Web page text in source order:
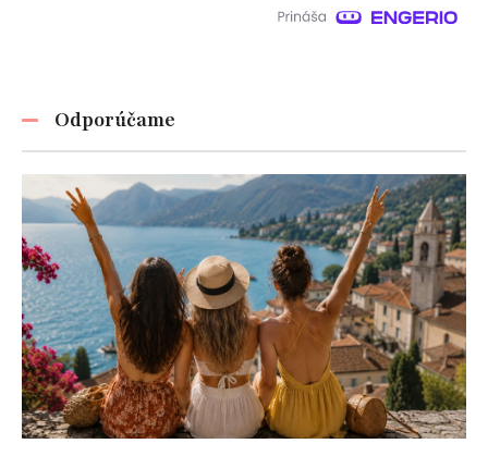
Odporúčame